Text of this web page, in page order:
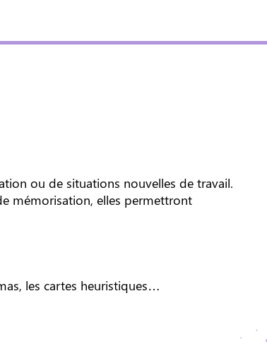
ou de situations nouvelles de travail.
mémorisation, elles permettront
les cartes heuristiques…